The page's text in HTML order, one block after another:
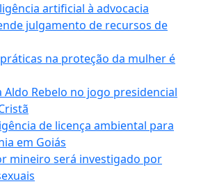
artificial à advocacia
julgamento de recursos de
na proteção da mulher é
Aldo Rebelo no jogo presidencial
de licença ambiental para
em Goiás
mineiro será investigado por